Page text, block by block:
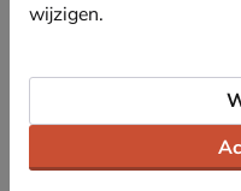
wijzigen.